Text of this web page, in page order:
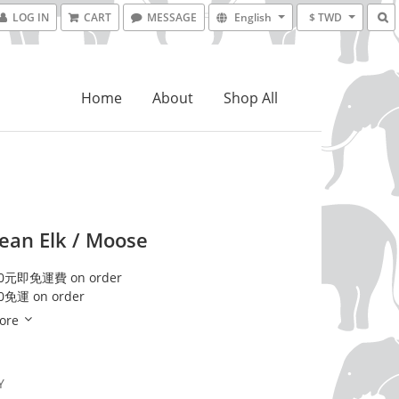
LOG IN CART MESSAGE English $ TWD
Home About Shop All
Elk / Moose
元即免運費 on order
免運 on order